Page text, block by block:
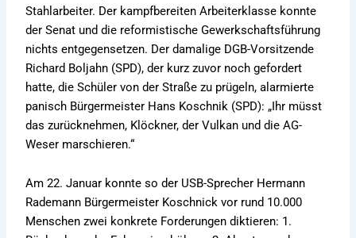
Stahlarbeiter. Der kampfbereiten Arbeiterklasse konnte
der Senat und die reformistische Gewerkschaftsführung
nichts entgegensetzen. Der damalige DGB-Vorsitzende
Richard Boljahn (SPD), der kurz zuvor noch gefordert
hatte, die Schüler von der Straße zu prügeln, alarmierte
panisch Bürgermeister Hans Koschnik (SPD): „Ihr müsst
das zurücknehmen, Klöckner, der Vulkan und die AG-
Weser marschieren.“
Am 22. Januar konnte so der USB-Sprecher Hermann
Rademann Bürgermeister Koschnick vor rund 10.000
Menschen zwei konkrete Forderungen diktieren: 1.